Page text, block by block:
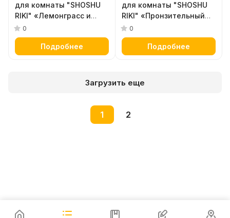
для комнаты "SHOSHU
RIKI" «Лемонграсс и
вербена» (флакон +
картонные стики) 80 мл
0
Подробнее
для комнаты "SHOSHU
RIKI" «Пронзительный
османтус» (стеклянный
флакон + наполнитель +
палочки) 65 мл
0
Подробнее
Загрузить еще
1 2